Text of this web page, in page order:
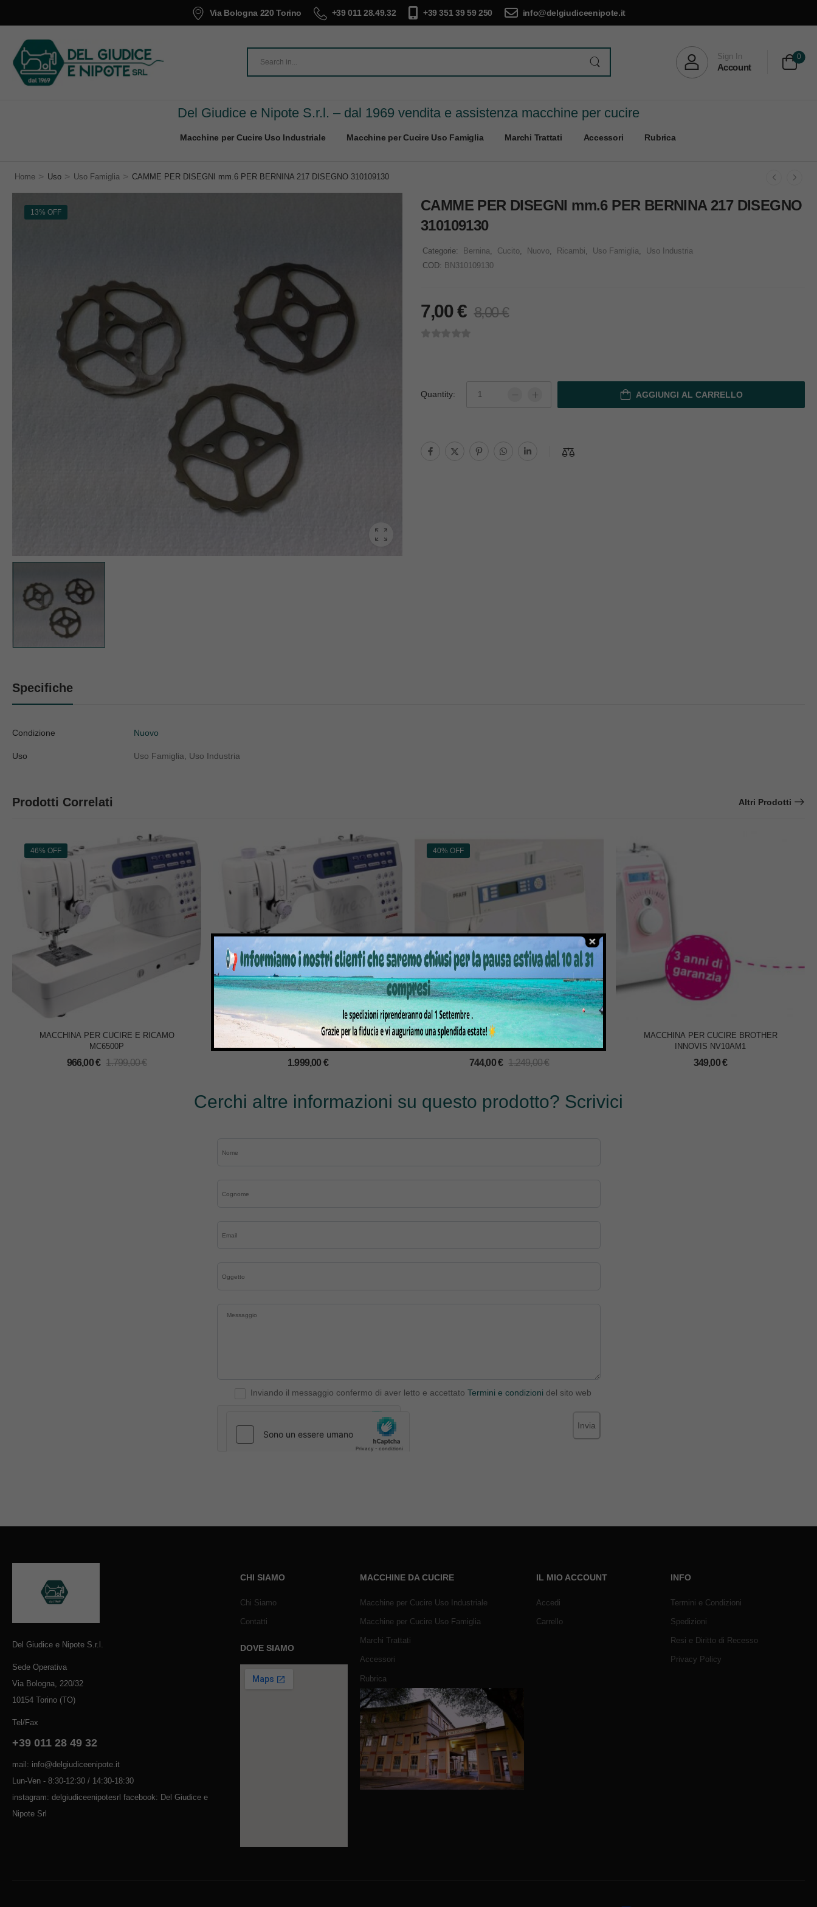
Via Bologna 220 Torino +39 011 28.49.32 +39 351 39 59 250 info@delgiudiceenipote.it
Sign In
Account
0
Del Giudice e Nipote S.r.l. – dal 1969 vendita e assistenza macchine per cucire
Macchine per Cucire Uso Industriale Macchine per Cucire Uso Famiglia Marchi Trattati Accessori Rubrica
Home > Uso > Uso Famiglia > CAMME PER DISEGNI mm.6 PER BERNINA 217 DISEGNO 310109130
13% OFF
CAMME PER DISEGNI mm.6 PER BERNINA 217 DISEGNO
310109130
Categorie: Bernina Cucito Nuovo Ricambi Uso Famiglia
Uso Industria
COD: BN310109130
7,00€ 8,00€
Quantity: AGGIUNGI AL CARRELLO
Specifiche
Condizione Nuovo
Uso Uso Famiglia, Uso Industria
Prodotti Correlati Altri Prodotti
46% OFF
MACCHINA PER CUCIRE E RICAMO
MC6500P
966,00€ 1.799,00€
MACCHINA PER CUCIRE E RICAMO
MC6500P CON TAVOLO
1.999,00 €
40% OFF
MACCHINA PER CUCIRE PFAFF
EXPRESSION 2.0
744,00€ 1.249,00€
MACCHINA PER CUCIRE BROTHER
INNOVIS NV10AM1
349,00€
Cerchi altre informazioni su questo prodotto? Scrivici
Inviando il messaggio confermo di aver letto e accettato Termini e condizioni del sito web
Invia
Del Giudice e Nipote S.r.l.
Sede Operativa
Via Bologna, 220/32
10154 Torino (TO)
Tel/Fax
+39 011 28 49 32
mail: info@delgiudiceenipote.it
Lun-Ven - 8:30-12:30 / 14:30-18:30
instagram: delgiudiceenipotesrl facebook: Del Giudice e
Nipote Srl
CHI SIAMO
Chi Siamo
Contatti
DOVE SIAMO
MACCHINE DA CUCIRE
Macchine per Cucire Uso Industriale
Macchine per Cucire Uso Famiglia
Marchi Trattati
Accessori
Rubrica
IL MIO ACCOUNT
Accedi
Carrello
INFO
Termini e Condizioni
Spedizioni
Resi e Diritto di Recesso
Privacy Policy